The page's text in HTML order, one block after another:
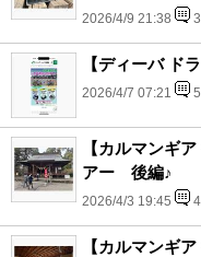
2026/4/9 21:38 3
【ディーバ ド
2026/4/7 07:21 5
【カルマンギ
アー 後編♪
2026/4/3 19:45 4
【カルマンギ